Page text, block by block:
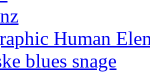
Human
blues snage